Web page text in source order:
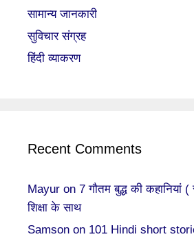
सामान्य जानकारी
सुविचार संग्रह
हिंदी व्याकरण
Recent Comments
Mayur on 7 गौतम बुद्ध की कहानियां
शिक्षा के साथ
Samson on 101 Hindi short